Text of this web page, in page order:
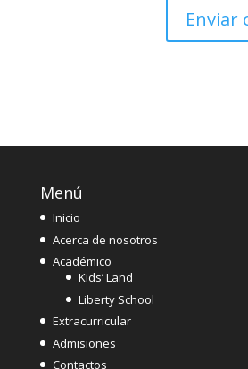
Menú
Inicio
Acerca de nosotros
Académico
Kids’ Land
Liberty School
Extracurricular
Admisiones
Contactos